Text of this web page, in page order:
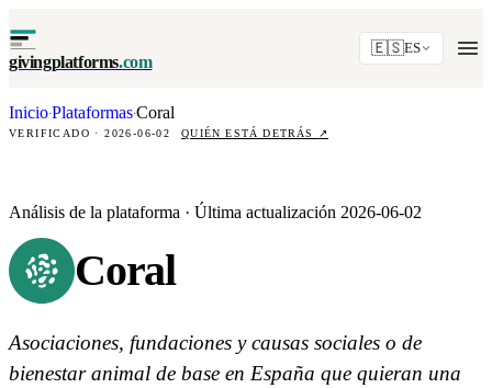
givingplatforms.com
🇪🇸ES
Inicio·Plataformas·Coral
VERIFICADO · 2026-06-02 QUIÉN ESTÁ DETRÁS ↗
Análisis de la plataforma · Última actualización 2026-06-02
Coral
Asociaciones, fundaciones y causas sociales o de
bienestar animal de base en España que quieran una